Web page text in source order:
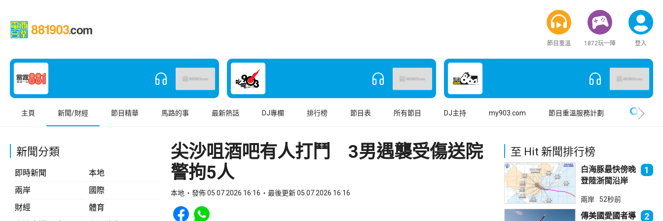
節目重溫 1872玩一陣 登入
主頁 新聞/財經 節目精華 馬路的事 最新熱話 DJ專欄 排行榜 節目表 所有節目 DJ主持 my903.com 節目重溫服務計劃
新聞分類
即時新聞
本地
兩岸
國際
財經
體育
尖沙咀酒吧有人打鬥 3男遇襲受傷送院
警拘5人
本地 發佈 05.07.2026 16:16 最後更新 05.07.2026 16:16
Share to Facebook
Share to WhatsApp
至 Hit 新聞排行榜
白海豚最快傍晚
登陸浙閩沿岸
1
兩岸 52秒前
傳美國愛國者導 2